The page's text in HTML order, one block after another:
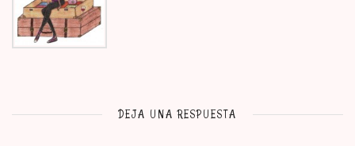
DEJA UNA RESPUESTA